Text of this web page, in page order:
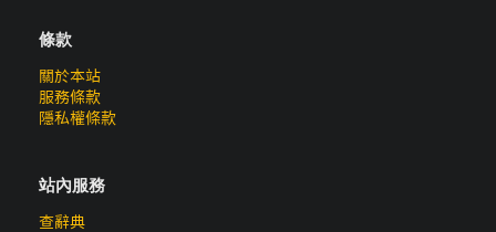
條款
關於本站
服務條款
隱私權條款
站內服務
查辭典